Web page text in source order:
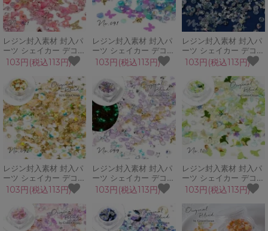
レジン封入素材 封入パ
ーツ シェイカー デコパ
ーツ パッションピンク
蝶 鉱石 ビーズ ビジュ
ー ブリオン
GreenOceanオリジナ
ルブレンド♪
103円(税込113円)
レジン封入素材 封入パ
ーツ シェイカー デコパ
ーツ 幻想 ガラス粒 ビ
ーズ ラメホロ 蝶 シェ
ル ビジュー ネイル
GreenOceanオリジナ
ルブレンド♪
103円(税込113円)
レジン封入素材 封入パ
ーツ シェイカー デコパ
ーツ クリスタル 星 ダ
イヤ クリア ビーズ ガ
ラス粒 ホログラム
GreenOceanオリジナ
ルブレンド♪
103円(税込113円)
レジン封入素材 封入パ
ーツ シェイカー デコパ
ーツ 秋の彩り ビーズ
鉱石 ビジュー 花 スラ
イス ネイル
GreenOceanオリジナ
ルブレンド♪
103円(税込113円)
レジン封入素材 封入パ
ーツ シェイカー デコパ
ーツ トワイライト 蓄光
光る ホログラム ブリオ
ン 星 ネイル
GreenOceanオリジナ
ルブレンド♪
103円(税込113円)
レジン封入素材 封入パ
ーツ シェイカー デコパ
ーツ オータムグリーン
イチョウ 鉱石 ブリオン
秋 ネイルパーツ
GreenOceanオリジナ
ルブレンド♪
103円(税込113円)